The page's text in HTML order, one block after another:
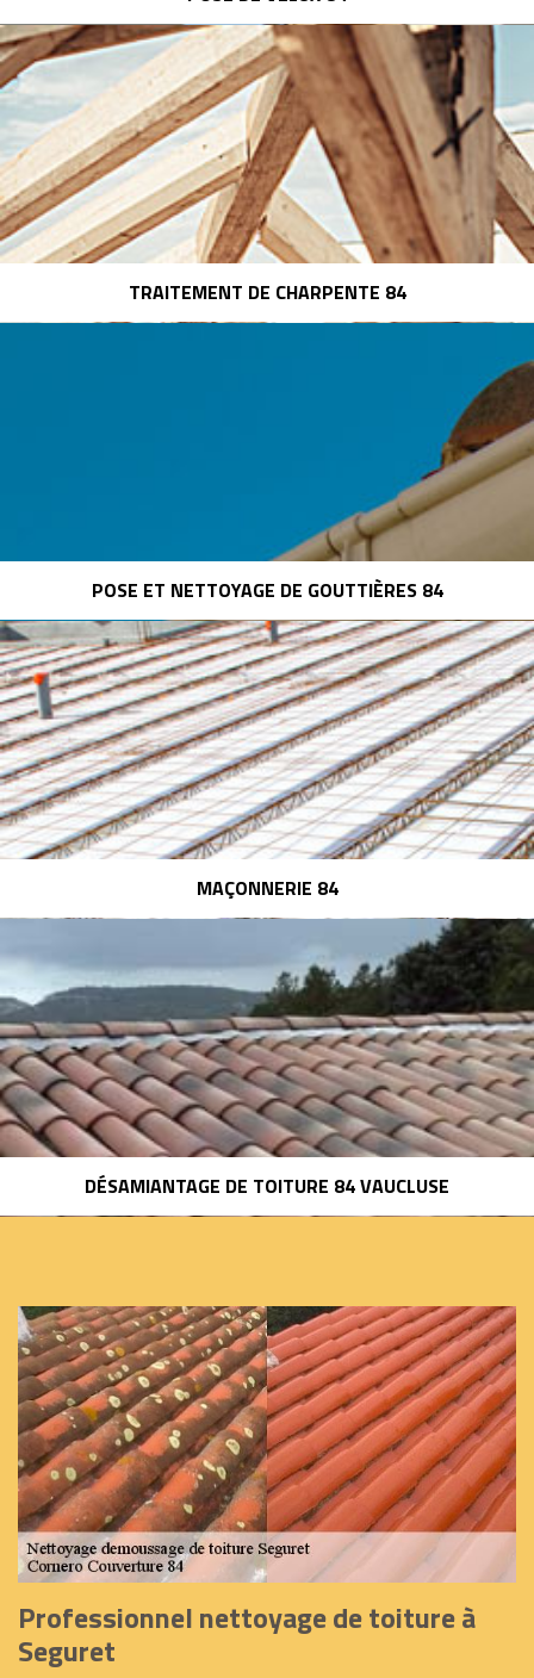
TRAITEMENT DE CHARPENTE 84
POSE ET NETTOYAGE DE GOUTTIÈRES 84
MAÇONNERIE 84
DÉSAMIANTAGE DE TOITURE 84 VAUCLUSE
Professionnel nettoyage de toiture à
Seguret